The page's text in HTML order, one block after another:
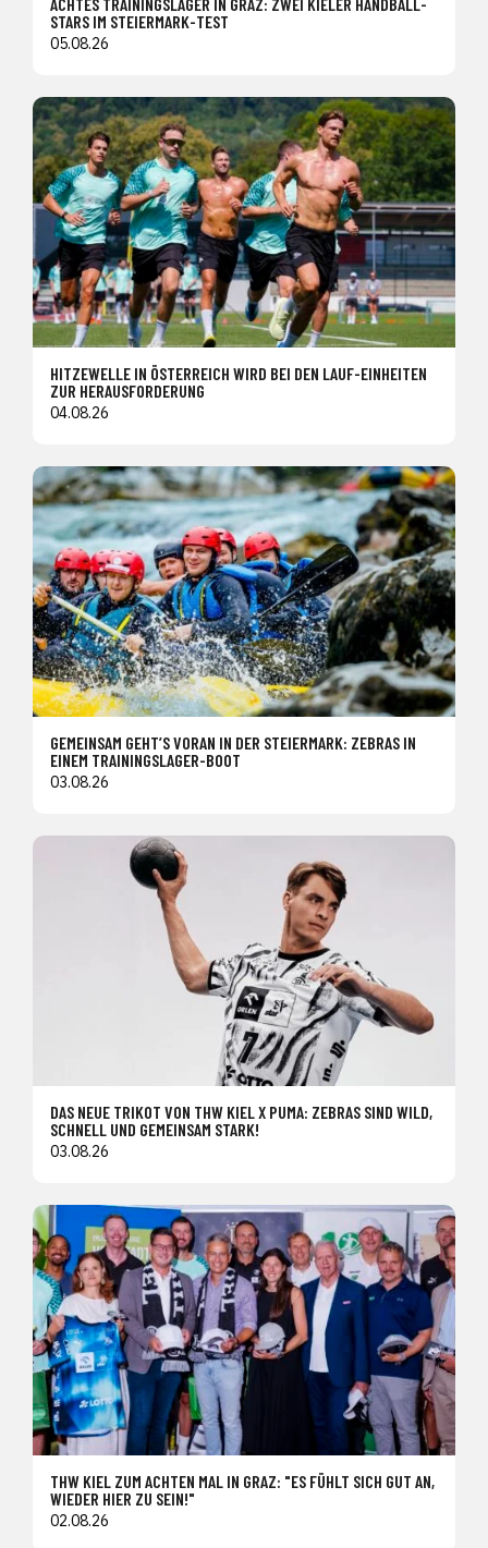
STARS IM STEIERMARK-TEST
05.08.26
HITZEWELLE IN ÖSTERREICH WIRD BEI DEN LAUF-EINHEITEN
ZUR HERAUSFORDERUNG
04.08.26
GEMEINSAM GEHT’S VORAN IN DER STEIERMARK: ZEBRAS IN
EINEM TRAININGSLAGER-BOOT
03.08.26
DAS NEUE TRIKOT VON THW KIEL X PUMA: ZEBRAS SIND WILD,
SCHNELL UND GEMEINSAM STARK!
03.08.26
THW KIEL ZUM ACHTEN MAL IN GRAZ: "ES FÜHLT SICH GUT AN,
WIEDER HIER ZU SEIN!"
02.08.26